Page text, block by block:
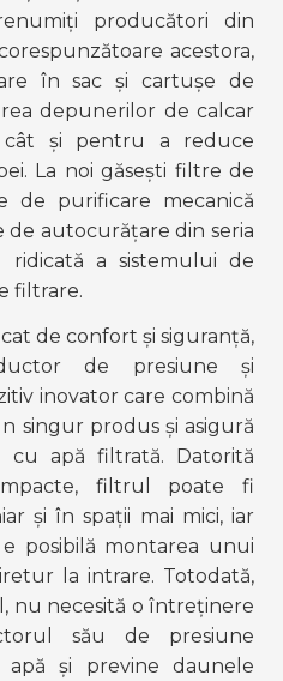
producători din
acestora,
în sac și cartușe de
depunerilor de calcar
și pentru a reduce
La noi găsești filtre de
de purificare mecanică
autocurățare din seria
ridicată a sistemului de
filtrare.
de confort și siguranță,
de presiune și
inovator care combină
singur produs și asigură
cu apă filtrată. Datorită
filtrul poate fi
și în spații mai mici, iar
posibilă montarea unui
la intrare. Totodată,
nu necesită o întreținere
său de presiune
și previne daunele